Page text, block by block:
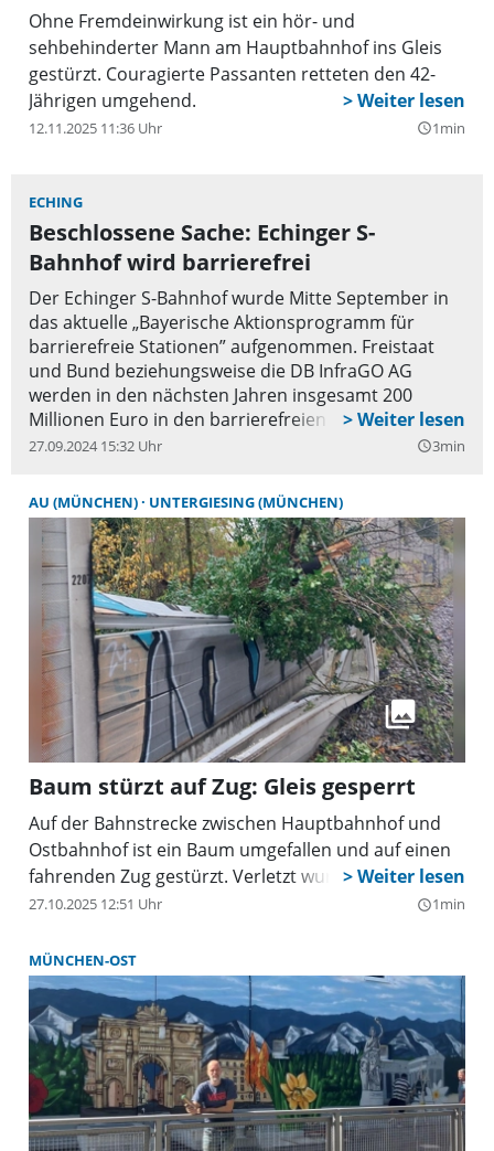
Ohne Fremdeinwirkung ist ein hör- und
sehbehinderter Mann am Hauptbahnhof ins Gleis
gestürzt. Couragierte Passanten retteten den 42-
Jährigen umgehend.
12.11.2025 11:36 Uhr query_builder1min
ECHING
Beschlossene Sache: Echinger S-
Bahnhof wird barrierefrei
Der Echinger S-Bahnhof wurde Mitte September in
das aktuelle „Bayerische Aktionsprogramm für
barrierefreie Stationen” aufgenommen. Freistaat
und Bund beziehungsweise die DB InfraGO AG
werden in den nächsten Jahren insgesamt 200
Millionen Euro in den barrierefreien Umbau von 24
bayerischen Bahnhöfen investieren. Der Echinger
die vom Freistaat geforderte finanzielle Beteiligung
an den Planungskosten im Haushalt 2025
bereitzustellen, damit die Planungen zügig
voranschreiten können. Die Gemeinde hatte 2024
bereits in Eigeninitiative und auf eigene Kosten eine
Machbarkeitsstudie für den barrierefreien Umbau
des Bahnhofs erstellen lassen. Diese Studie war
Grundlage für mehrere Gespräche mit der
Deutschen Bahn und dem Freistaat Bayern, die
Bürgermeister Sebastian Thaler gemeinsam mit
Bauamtsleiter Thomas Bimesmeier und
Tiefbauleiter Stefan Heckl in den letzten Monaten
geführt hatten.
27.09.2024 15:32 Uhr query_builder3min
AU (MÜNCHEN) UNTERGIESING (MÜNCHEN)
Baum stürzt auf Zug: Gleis gesperrt
Auf der Bahnstrecke zwischen Hauptbahnhof und
Ostbahnhof ist ein Baum umgefallen und auf einen
fahrenden Zug gestürzt. Verletzt wurde niemand.
27.10.2025 12:51 Uhr query_builder1min
MÜNCHEN-OST